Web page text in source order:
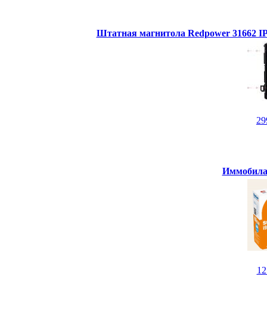
Штатная магнитола Redpower 31662